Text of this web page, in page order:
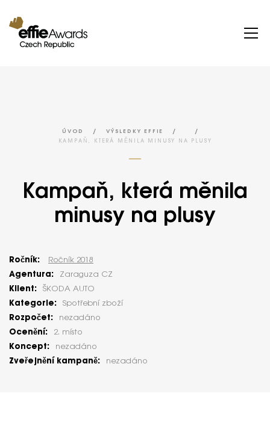
ÚVOD / VÝSLEDKY EFFIE / /
KAMPAŇ, KTERÁ MĚNILA MINUSY NA PLUSY
Kampaň, která měnila
minusy na plusy
Ročník: Ročník 2018
Agentura: Zaraguza CZ
Klient: ŠKODA AUTO
Kategorie: Spotřební zboží
Rozpočet: nezadáno
Ocenění: 2. místo
Koncept: nezadáno
Zveřejnění kampaně: nezadáno